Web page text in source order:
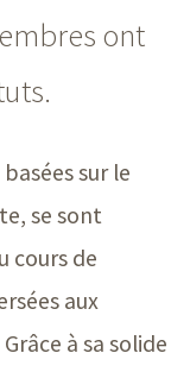
ont
sur le
se sont
cours de
aux
à sa solide